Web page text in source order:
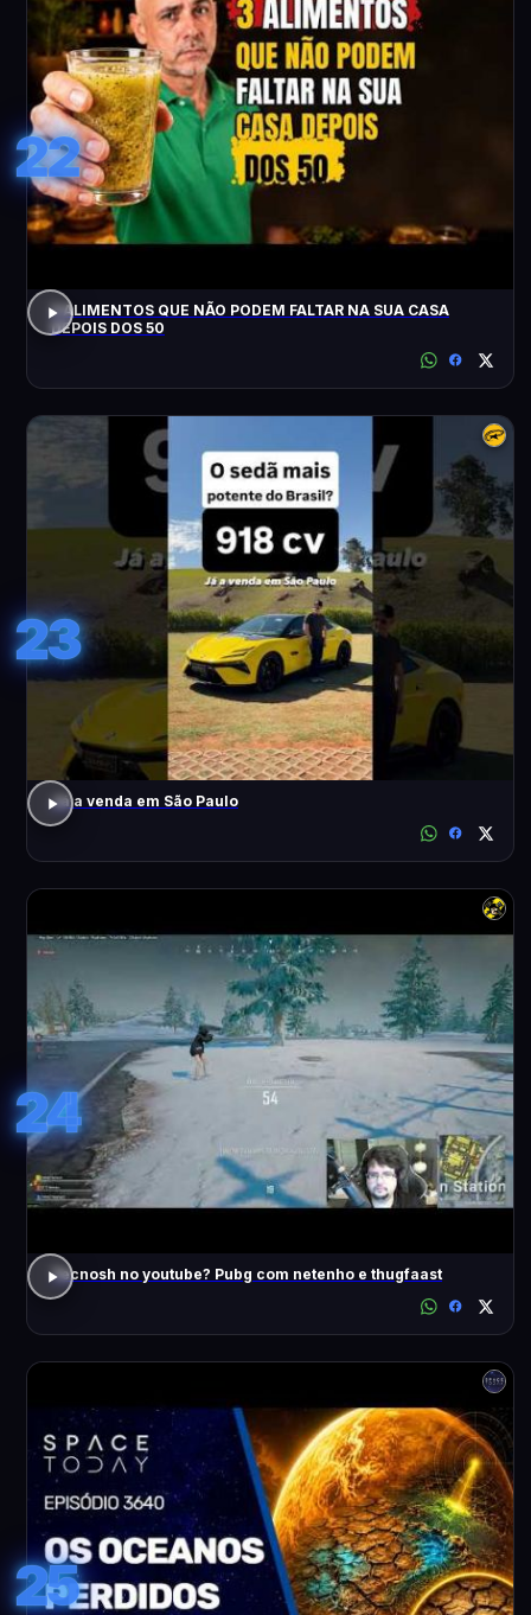
22
3 ALIMENTOS QUE NÃO PODEM FALTAR NA SUA CASA
DEPOIS DOS 50
23
Já a venda em São Paulo
24
Tecnosh no youtube? Pubg com netenho e thugfaast
25